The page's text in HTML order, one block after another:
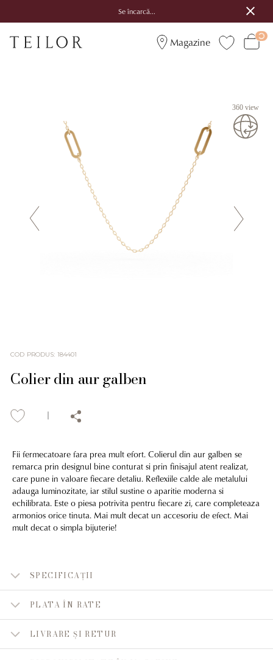
Se încarcă...
Magazine
360 view
COD PRODUS: 184401
Colier din aur galben
Fii fermecatoare fara prea mult efort. Colierul din aur galben se
remarca prin designul bine conturat si prin finisajul atent realizat,
care pune in valoare fiecare detaliu. Reflexiile calde ale metalului
adauga luminozitate, iar stilul sustine o aparitie moderna si
echilibrata. Este o piesa potrivita pentru fiecare zi, care completeaza
armonios orice tinuta. Mai mult decat un accesoriu de efect. Mai
mult decat o simpla bijuterie!
SPECIFICAȚII
PLATA ÎN RATE
LIVRARE ȘI RETUR